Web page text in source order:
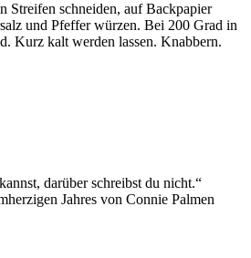
Streifen schneiden, auf Backpapier
und Pfeffer würzen. Bei 200 Grad in
Kurz kalt werden lassen. Knabbern.
darüber schreibst du nicht.“
Jahres von Connie Palmen